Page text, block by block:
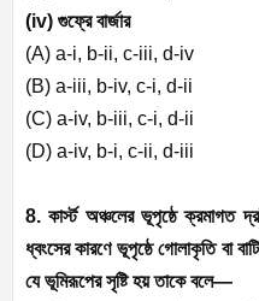
(iv) গুফ্রে বার্জার
(A) a-i, b-ii, c-iii, d-iv
(B) a-iii, b-iv, c-i, d-ii
(C) a-iv, b-iii, c-i, d-ii
(D) a-iv, b-i, c-ii, d-iii
8. কার্স্ট অঞ্চলের ভূপৃষ্ঠে ক্রমাগত
ধ্বংসের কারণে ভূপৃষ্ঠে গোলাকৃতি বা
যে ভূমিরূপের সৃষ্টি হয় তাকে বলে—